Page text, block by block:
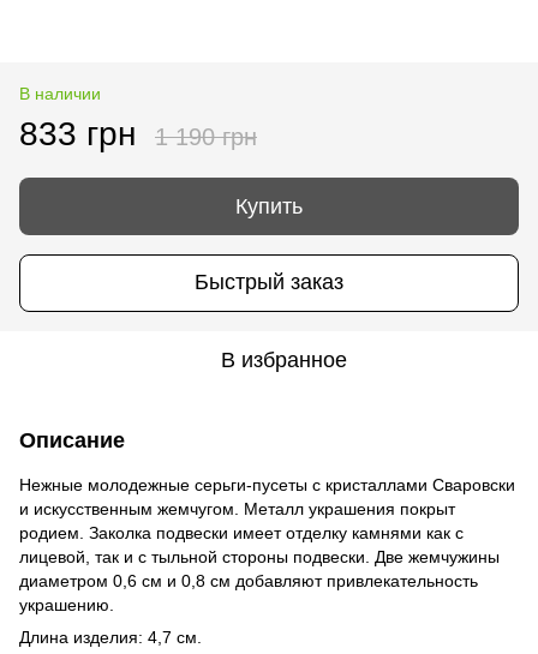
В наличии
833 грн 1 190 грн
Купить
Быстрый заказ
В избранное
Описание
Нежные молодежные серьги-пусеты с кристаллами Сваровски
и искусственным жемчугом. Металл украшения покрыт
родием. Заколка подвески имеет отделку камнями как с
лицевой, так и с тыльной стороны подвески. Две жемчужины
диаметром 0,6 см и 0,8 см добавляют привлекательность
украшению.
Длина изделия: 4,7 см.